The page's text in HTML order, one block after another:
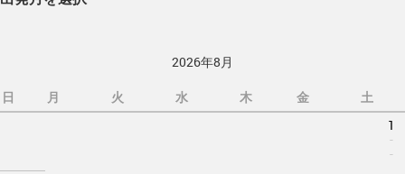
2026年8月
日 月 火 水 木 金
土
1
-
-